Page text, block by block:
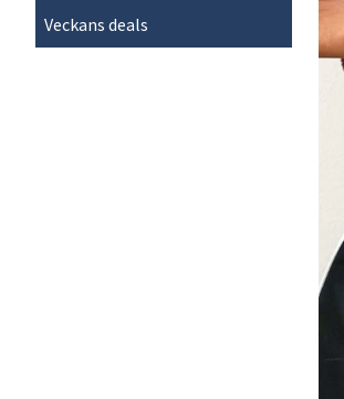
Veckans deals